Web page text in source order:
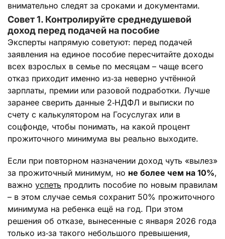
внимательно следят за сроками и документами.
Совет 1. Контролируйте среднедушевой
доход перед подачей на пособие
Эксперты напрямую советуют: перед подачей
заявления на единое пособие пересчитайте доходы
всех взрослых в семье по месяцам – чаще всего
отказ приходит именно из‑за неверно учтённой
зарплаты, премии или разовой подработки. Лучше
заранее сверить данные 2‑НДФЛ и выписки по
счету с калькулятором на Госуслугах или в
соцфонде, чтобы понимать, на какой процент
прожиточного минимума вы реально выходите.
Если при повторном назначении доход чуть «вылез»
за прожиточный минимум, но не более чем на 10%,
важно успеть продлить пособие по новым правилам
– в этом случае семья сохранит 50% прожиточного
минимума на ребенка ещё на год. При этом
решения об отказе, вынесенные с января 2026 года
только из‑за такого небольшого превышения,